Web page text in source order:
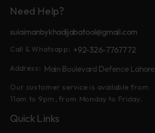
Need Help?
sulaimanbykhadijabatool@gmail.com
Call & Whatsapp: +92-326-7767772
Address: Main Boulevard Defence Lahore
Our customer service is available from
11am to 9pm, from Monday to Friday.
Quick Links